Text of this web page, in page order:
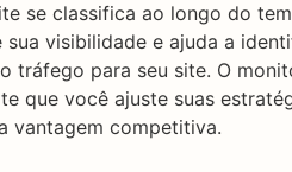
se classifica ao longo do
sua visibilidade e ajuda a
tráfego para seu site. O
que você ajuste suas
vantagem competitiva.